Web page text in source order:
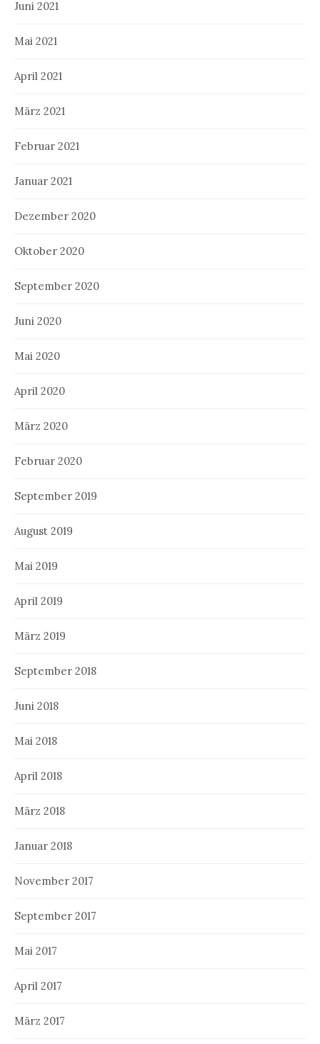
Juni 2021
Mai 2021
April 2021
März 2021
Februar 2021
Januar 2021
Dezember 2020
Oktober 2020
September 2020
Juni 2020
Mai 2020
April 2020
März 2020
Februar 2020
September 2019
August 2019
Mai 2019
April 2019
März 2019
September 2018
Juni 2018
Mai 2018
April 2018
März 2018
Januar 2018
November 2017
September 2017
Mai 2017
April 2017
März 2017